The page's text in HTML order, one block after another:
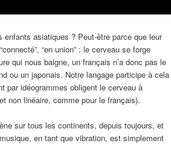
enfants asiatiques ? Peut-être parce que leur
“en union” : le cerveau se forge
qui nous baigne, un français n’a donc pas le
ou un japonais. Notre langage participe à cela
par idéogrammes obligent le cerveau à
non linéaire, comme pour le français).
sur tous les continents, depuis toujours, et
en tant que vibration, est simplement